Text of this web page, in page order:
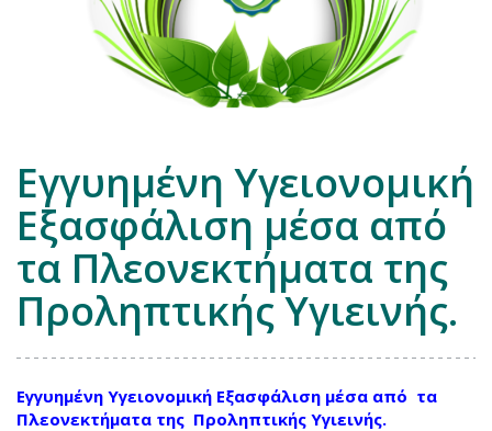
Εγγυημένη Υγειονομική
Εξασφάλιση μέσα από
τα Πλεονεκτήματα της
Προληπτικής Υγιεινής.
Εγγυημένη Υγειονομική Εξασφάλιση μέσα από τα
Πλεονεκτήματα της Προληπτικής Υγιεινής.